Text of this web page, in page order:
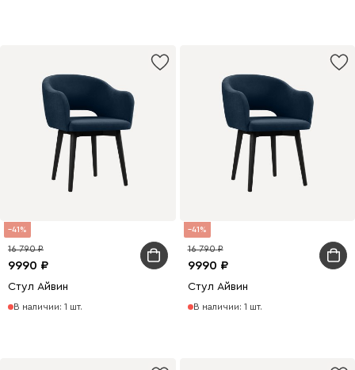
41
9990
16 790
Стул Айвин
В наличии: 1 шт.
41
9990
16 790
Стул Айвин
В наличии: 1 шт.